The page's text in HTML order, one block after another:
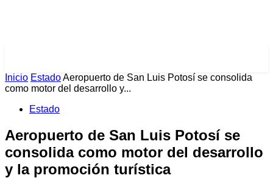
Inicio EstadoAeropuerto de San Luis Potosí se consolida
como motor del desarrollo y...
Estado
Aeropuerto de San Luis Potosí se
consolida como motor del desarrollo
y la promoción turística